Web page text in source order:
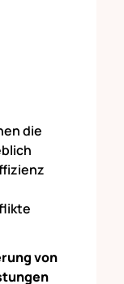
die
von